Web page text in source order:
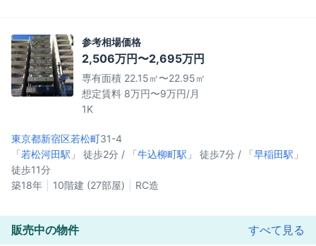
参考相場価格
2,506万円〜2,695万円
専有面積 22.15㎡〜22.95㎡
想定賃料 8万円〜9万円/月
1K
東京都新宿区若松町31-4
「若松河田駅 」 徒歩2分 / 「牛込柳町駅 」 徒歩7分 / 「早稲田駅 」
徒歩11分
築18年
10階建 (27部屋) RC造
販売中の物件 すべて見る